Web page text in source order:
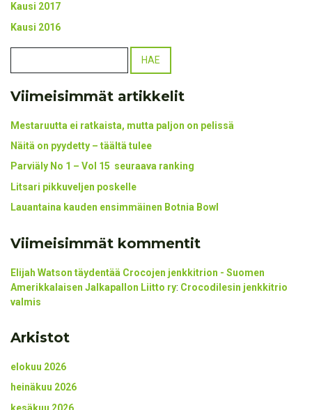
Kausi 2017
Kausi 2016
Viimeisimmät artikkelit
Mestaruutta ei ratkaista, mutta paljon on pelissä
Näitä on pyydetty – täältä tulee
Parviäly No 1 – Vol 15 seuraava ranking
Litsari pikkuveljen poskelle
Lauantaina kauden ensimmäinen Botnia Bowl
Viimeisimmät kommentit
Elijah Watson täydentää Crocojen jenkkitrion - Suomen
Amerikkalaisen Jalkapallon Liitto ry: Crocodilesin jenkkitrio
valmis
Arkistot
elokuu 2026
heinäkuu 2026
kesäkuu 2026